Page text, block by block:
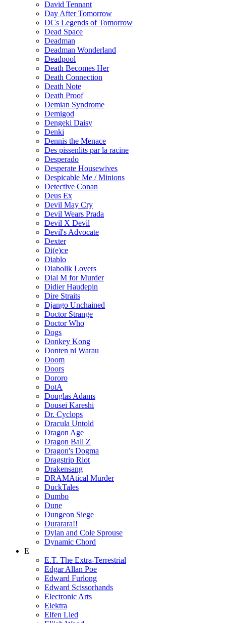
David Tennant
Day After Tomorrow
DCs Legends of Tomorrow
Dead Space
Deadman
Deadman Wonderland
Deadpool
Death Becomes Her
Death Connection
Death Note
Death Proof
Demian Syndrome
Demigod
Dengeki Daisy
Denki
Dennis the Menace
Des pissenlits par la racine
Desperado
Desperate Housewives
Despicable Me / Minions
Detective Conan
Deus Ex
Devil May Cry
Devil Wears Prada
Devil X Devil
Devil's Advocate
Dexter
Di(e)ce
Diablo
Diabolik Lovers
Dial M for Murder
Didier Haudepin
Dire Straits
Django Unchained
Doctor Strange
Doctor Who
Dogs
Donkey Kong
Donten ni Warau
Doom
Doors
Dororo
DotA
Douglas Adams
Dousei Kareshi
Dr. Cyclops
Dracula Untold
Dragon Age
Dragon Ball Z
Dragon's Dogma
Dragstrip Riot
Drakensang
DRAMAtical Murder
DuckTales
Dumbo
Dune
Dungeon Siege
Durarara!!
Dylan and Cole Sprouse
Dynamic Chord
E
E.T. The Extra-Terrestrial
Edgar Allan Poe
Edward Furlong
Edward Scissorhands
Electronic Arts
Elektra
Elfen Lied